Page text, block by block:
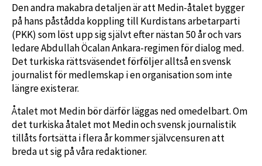
Den andra makabra detaljen är att Medin-åtalet bygger
på hans påstådda koppling till Kurdistans arbetarparti
(PKK) som löst upp sig självt efter nästan 50 år och vars
ledare Abdullah Öcalan Ankara-regimen för dialog med.
Det turkiska rättsväsendet förföljer alltså en svensk
journalist för medlemskap i en organisation som inte
längre existerar.
Åtalet mot Medin bör därför läggas ned omedelbart. Om
det turkiska åtalet mot Medin och svensk journalistik
tillåts fortsätta i flera år kommer självcensuren att
breda ut sig på våra redaktioner.